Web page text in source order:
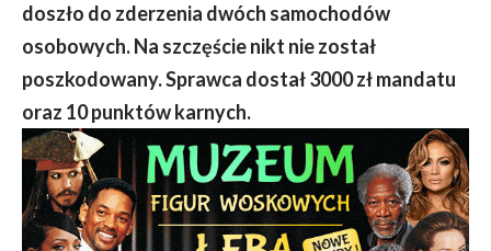
doszło do zderzenia dwóch samochodów
osobowych. Na szczęście nikt nie został
poszkodowany. Sprawca dostał 3000 zł mandatu
oraz 10 punktów karnych.